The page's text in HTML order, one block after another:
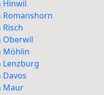
Hinwil
Romanshorn
Oberwil
Möhlin
Lenzburg
Maur